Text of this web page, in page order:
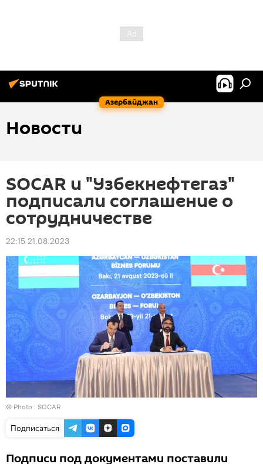
Азербайджан
Новости
SOCAR и "Узбекнефтегаз"
подписали соглашение о
сотрудничестве
22:15 21.08.2023
© Photo : SOCAR
Подписаться
Подписи под документами поставили